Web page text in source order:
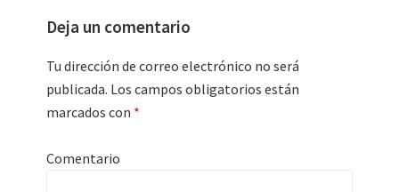
Deja un comentario
Tu dirección de correo electrónico no será
publicada. Los campos obligatorios están
marcados con *
Comentario